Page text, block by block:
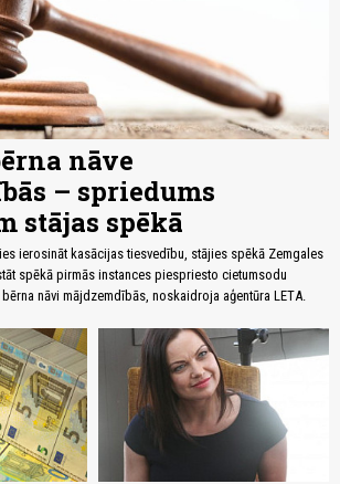
nāve
– spriedums
stājas spēkā
ierosināt kasācijas tiesvedību, stājies spēkā Zemgales
spēkā pirmās instances piespriesto cietumsodu
nāvi mājdzemdībās, noskaidroja aģentūra LETA.